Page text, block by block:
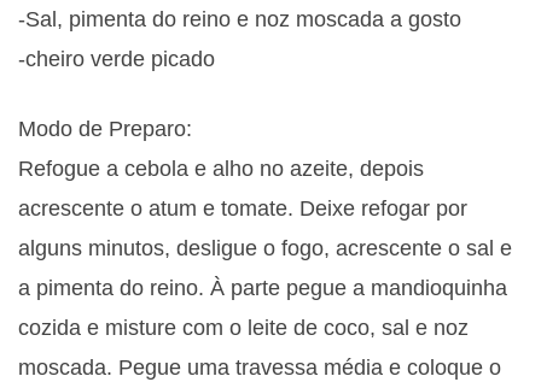
-Sal, pimenta do reino e noz moscada a gosto
-cheiro verde picado
Modo de Preparo:
Refogue a cebola e alho no azeite, depois
acrescente o atum e tomate. Deixe refogar por
alguns minutos, desligue o fogo, acrescente o sal e
a pimenta do reino. À parte pegue a mandioquinha
cozida e misture com o leite de coco, sal e noz
moscada. Pegue uma travessa média e coloque o